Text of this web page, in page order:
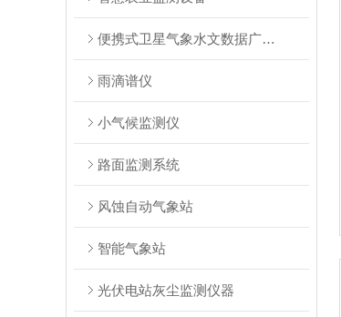
便携式卫星气象水文数据广播接收系统
雨滴谱仪
小气候监测仪
路面监测系统
风蚀自动气象站
智能气象站
光伏电站灰尘监测仪器